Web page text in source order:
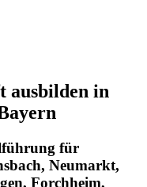
ausbilden in
für
Neumarkt,
Forchheim,